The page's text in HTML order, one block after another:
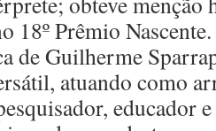
18º Prêmio
de Guilherme
atuando como
educador e